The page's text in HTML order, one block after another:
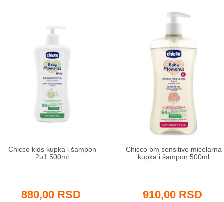
Chicco kids kupka i šampon
2u1 500ml
880,00 RSD
Chicco bm sensitive micelarna
kupka i šampon 500ml
910,00 RSD